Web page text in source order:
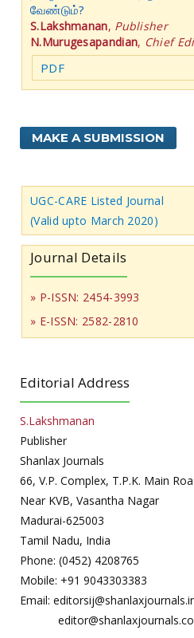
வேண்டும்?
S.Lakshmanan, Publisher
N.Murugesapandian, Chief
PDF
MAKE A SUBMISSION
UGC-CARE Listed Journal
(Valid upto March 2020)
Journal Details
» P-ISSN: 2454-3993
» E-ISSN: 2582-2810
Editorial Address
S.Lakshmanan
Publisher
Shanlax Journals
66, V.P. Complex, T.P.K. Main
Near KVB, Vasantha Nagar
Madurai-625003
Tamil Nadu, India
Phone: (0452) 4208765
Mobile: +91 9043303383
Email: